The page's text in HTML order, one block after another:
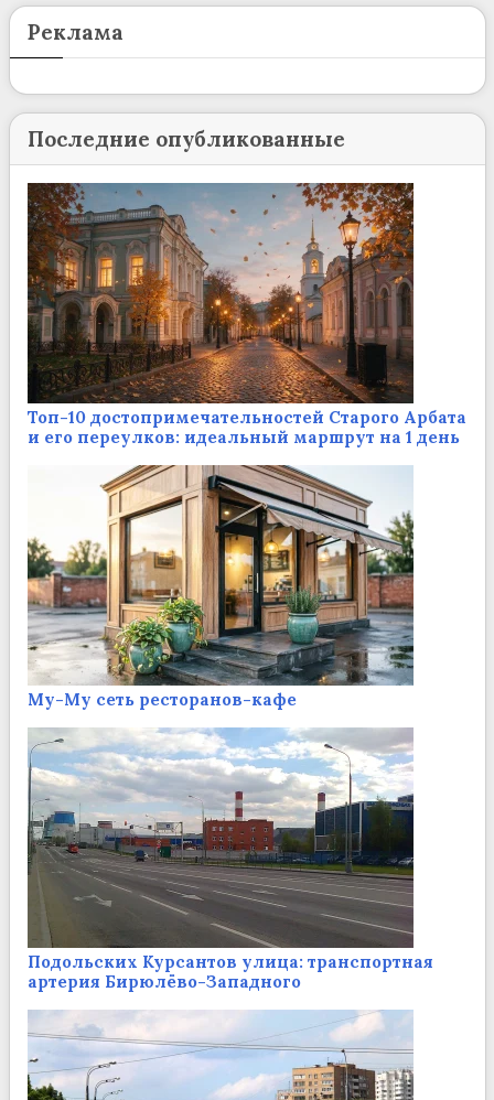
Реклама
Последние опубликованные
Топ-10 достопримечательностей Старого Арбата
и его переулков: идеальный маршрут на 1 день
Му-Му сеть ресторанов-кафе
Подольских Курсантов улица: транспортная
артерия Бирюлёво-Западного